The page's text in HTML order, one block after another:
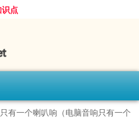
点
有一个喇叭响（电脑音响只有一个